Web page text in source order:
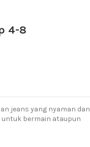
4-8
jeans yang nyaman dan
bermain ataupun